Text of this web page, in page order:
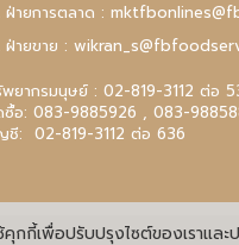
ฝ่ายการตลาด :
ฝ่ายขาย :
ยากรมนุษย์ : 02-819-3112 ต่อ
อ: 083-9885926 , 083-
ชี: 02-819-3112 ต่อ 636
ช้คุกกี้เพื่อปรับปรุงไซต์ของเราแ